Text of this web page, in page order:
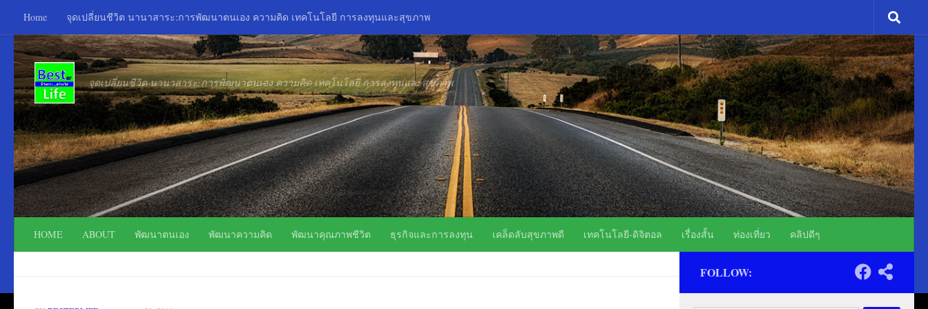
Skip to content
Home จุดเปลี่ยนชีวิต นานาสาระ:การพัฒนาตนเอง ความคิด เทคโนโลยี การลงทุนและสุขภาพ
จุดเปลี่ยนชีวิต นานาสาระ:การพัฒนาตนเอง ความคิด เทคโนโลยี การลงทุนและสุขภาพ
ADS
HOME ABOUT พัฒนาตนเอง พัฒนาความคิด พัฒนาคุณภาพชีวิต ธุรกิจและการลงทุน เคล็ดลับสุขภาพดี เทคโนโลยี-ดิจิตอล เรื่องสั้น ท่องเที่ยว คลิปดีๆ
FOLLOW: